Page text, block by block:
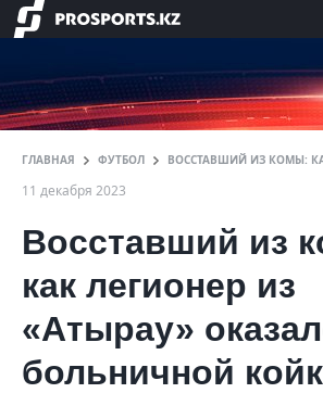
ГЛАВНАЯ ФУТБОЛ ВОССТАВШИЙ ИЗ КОМЫ:
11 декабря 2023
Восставший из
как легионер из
«Атырау»
больничной